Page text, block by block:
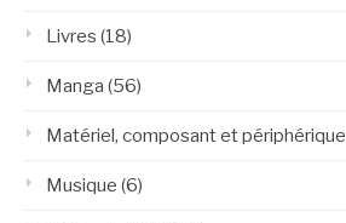
Livres (18)
Manga (56)
Matériel, composant et périphérique
Musique (6)